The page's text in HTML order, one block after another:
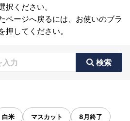
択ください。
ページへ戻るには、お使いのブラ
押してください。
検索
白米 マスカット 8月終了